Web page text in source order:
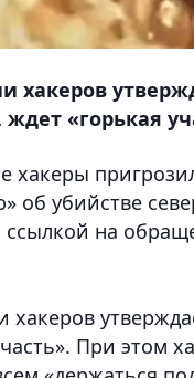
хакеров
«горькая
хакеры
об убийстве
ссылкой на
хакеров
При этом